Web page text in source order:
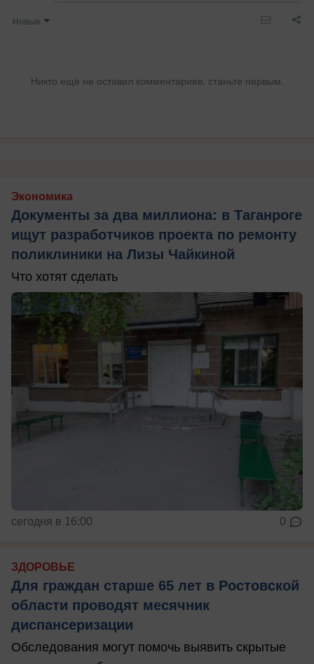
Новые
Никто ещё не оставил комментариев, станьте первым.
Экономика
Документы за два миллиона: в Таганроге
ищут разработчиков проекта по ремонту
поликлиники на Лизы Чайкиной
Что хотят сделать
сегодня в 16:00 0
ЗДОРОВЬЕ
Для граждан старше 65 лет в Ростовской
области проводят месячник
диспансеризации
Обследования могут помочь выявить скрытые